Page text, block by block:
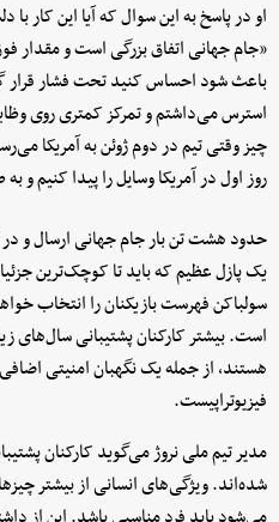
او در پاسخ به این سوال که آیا این کار
«جام جهانی اتفاق بزرگی است و مقدار
باعث شود احساس کنید تحت فشار قرار
استرس می‌داشتم و تمرکز کمتری روی
چیز وقتی تیم در دوم ژوئن به آمریکا
روز اول در آمریکا وسایل را پیدا کنیم و
حدود هشت تن بار جام جهانی ارسال و
سولباکن فهرست بازیکنان را انتخاب
است. بیشتر کارکنان پشتیبانی سال‌های
هستند، از جمله یک نگهبان امنیتی
فیزیوتراپیست.
مدیر تیم ملی نروژ می‌گوید کارکنان
شده‌اند. ویژگی‌های انسانی از بیشتر